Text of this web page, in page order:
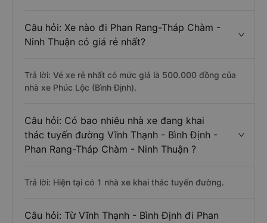
Câu hỏi: Xe nào đi Phan Rang-Tháp Chàm -
Ninh Thuận có giá rẻ nhất?
Trả lời: Vé xe rẻ nhất có mức giá là 500.000 đồng của
nhà xe Phúc Lộc (Bình Định).
Câu hỏi: Có bao nhiêu nhà xe đang khai
thác tuyến đường Vĩnh Thạnh - Bình Định -
Phan Rang-Tháp Chàm - Ninh Thuận ?
Trả lời: Hiện tại có 1 nhà xe khai thác tuyến đường.
Câu hỏi: Từ Vĩnh Thạnh - Bình Định đi Phan